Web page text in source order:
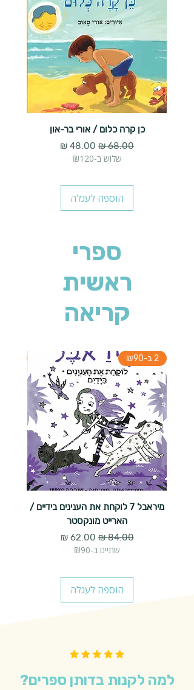
כן קרה כלום / אורי בר-און
מחיר רגיל מחיר מבצע
שלוש ב-₪120
הוספה לעגלה
ספרי
ראשית
קריאה
2 ב-₪90
מיראבל 7 לוקחת את הענינים בידיים /
הארייט מונקסטר
מחיר רגיל‏84.00 ‏₪ מחיר מבצע
שתיים ב-₪90
הוספה לעגלה
למה לקנות בדותן ספרים?